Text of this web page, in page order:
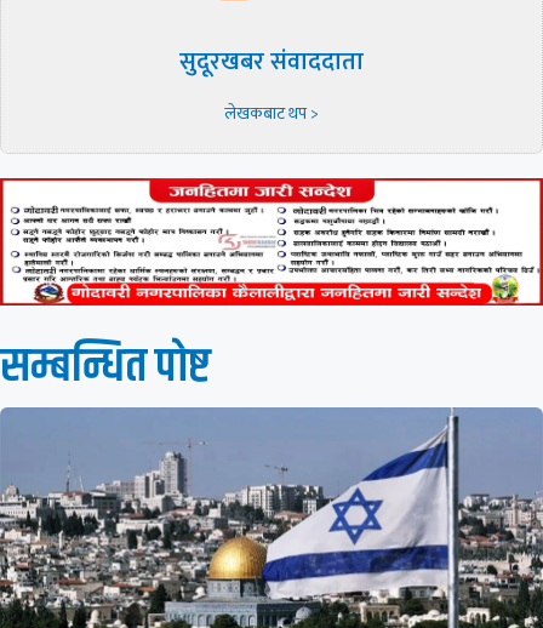
सुदूरखबर संवाददाता
लेखकबाट थप >
सम्बन्धित पाेष्ट